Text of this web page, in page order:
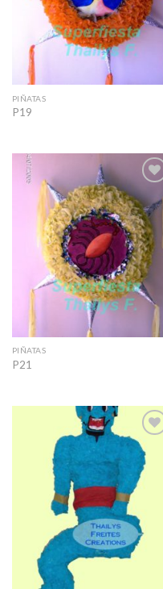
PIÑATAS
P19
Add to
Wishlist
PIÑATAS
P21
Add to
Wishlist